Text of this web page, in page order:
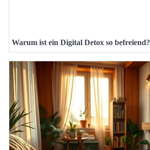
Warum ist ein Digital Detox so befreiend?